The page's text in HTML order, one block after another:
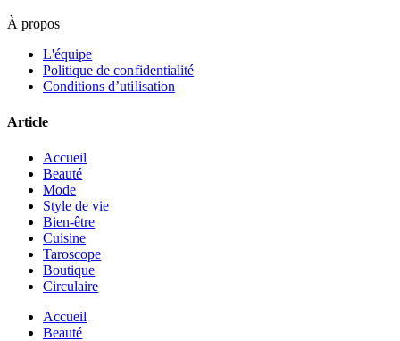
À propos
L'équipe
Politique de confidentialité
Conditions d’utilisation
Article
Accueil
Beauté
Mode
Style de vie
Bien-être
Cuisine
Taroscope
Boutique
Circulaire
Accueil
Beauté